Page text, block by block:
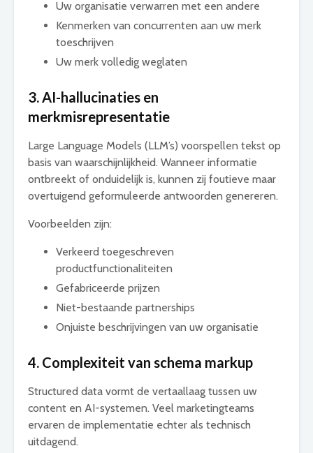
Uw organisatie verwarren met een andere
Kenmerken van concurrenten aan uw merk
toeschrijven
Uw merk volledig weglaten
3. AI-hallucinaties en
merkmisrepresentatie
Large Language Models (LLM’s) voorspellen tekst op
basis van waarschijnlijkheid. Wanneer informatie
ontbreekt of onduidelijk is, kunnen zij foutieve maar
overtuigend geformuleerde antwoorden genereren.
Voorbeelden zijn:
Verkeerd toegeschreven
productfunctionaliteiten
Gefabriceerde prijzen
Niet-bestaande partnerships
Onjuiste beschrijvingen van uw organisatie
4. Complexiteit van schema markup
Structured data vormt de vertaallaag tussen uw
content en AI-systemen. Veel marketingteams
ervaren de implementatie echter als technisch
uitdagend.